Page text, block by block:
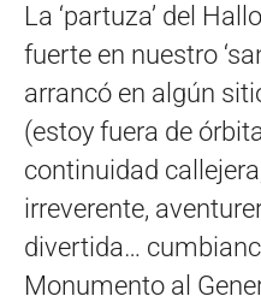
La ‘partuza’ del
fuerte en nuestro
arrancó en algún
(estoy fuera de
continuidad
irreverente,
divertida…
Monumento al